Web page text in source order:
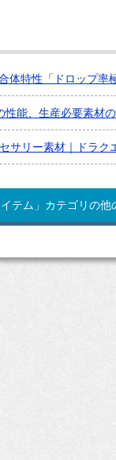
体特性「ドロップ
性能、生産必要素材
サリー素材｜ドラク
イテム」カテゴリの